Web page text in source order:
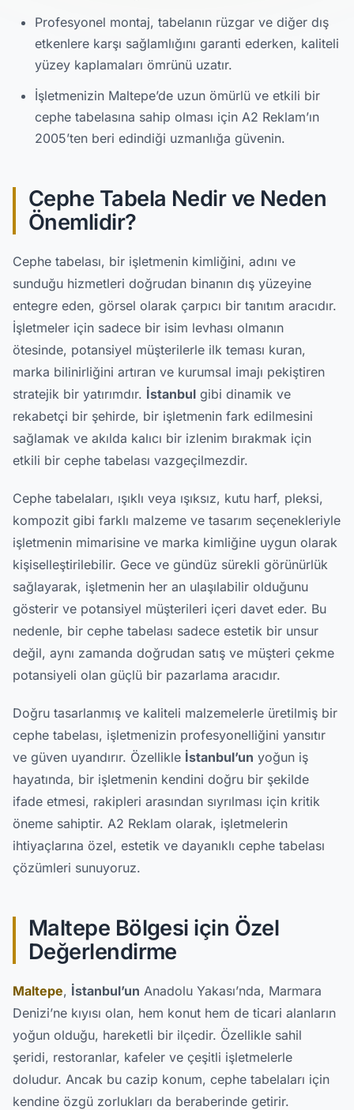
Profesyonel montaj, tabelanın rüzgar ve diğer dış
etkenlere karşı sağlamlığını garanti ederken, kaliteli
yüzey kaplamaları ömrünü uzatır.
İşletmenizin Maltepe’de uzun ömürlü ve etkili bir
cephe tabelasına sahip olması için A2 Reklam’ın
2005’ten beri edindiği uzmanlığa güvenin.
Cephe Tabela Nedir ve Neden
Önemlidir?
Cephe tabelası, bir işletmenin kimliğini, adını ve
sunduğu hizmetleri doğrudan binanın dış yüzeyine
entegre eden, görsel olarak çarpıcı bir tanıtım aracıdır.
İşletmeler için sadece bir isim levhası olmanın
ötesinde, potansiyel müşterilerle ilk teması kuran,
marka bilinirliğini artıran ve kurumsal imajı pekiştiren
stratejik bir yatırımdır. İstanbul gibi dinamik ve
rekabetçi bir şehirde, bir işletmenin fark edilmesini
sağlamak ve akılda kalıcı bir izlenim bırakmak için
etkili bir cephe tabelası vazgeçilmezdir.
Cephe tabelaları, ışıklı veya ışıksız, kutu harf, pleksi,
kompozit gibi farklı malzeme ve tasarım seçenekleriyle
işletmenin mimarisine ve marka kimliğine uygun olarak
kişiselleştirilebilir. Gece ve gündüz sürekli görünürlük
sağlayarak, işletmenin her an ulaşılabilir olduğunu
gösterir ve potansiyel müşterileri içeri davet eder. Bu
nedenle, bir cephe tabelası sadece estetik bir unsur
değil, aynı zamanda doğrudan satış ve müşteri çekme
potansiyeli olan güçlü bir pazarlama aracıdır.
Doğru tasarlanmış ve kaliteli malzemelerle üretilmiş bir
cephe tabelası, işletmenizin profesyonelliğini yansıtır
ve güven uyandırır. Özellikle İstanbul’un yoğun iş
hayatında, bir işletmenin kendini doğru bir şekilde
ifade etmesi, rakipleri arasından sıyrılması için kritik
öneme sahiptir. A2 Reklam olarak, işletmelerin
ihtiyaçlarına özel, estetik ve dayanıklı cephe tabelası
çözümleri sunuyoruz.
Maltepe Bölgesi için Özel
Değerlendirme
Maltepe, İstanbul’un Anadolu Yakası’nda, Marmara
Denizi’ne kıyısı olan, hem konut hem de ticari alanların
yoğun olduğu, hareketli bir ilçedir. Özellikle sahil
şeridi, restoranlar, kafeler ve çeşitli işletmelerle
doludur. Ancak bu cazip konum, cephe tabelaları için
kendine özgü zorlukları da beraberinde getirir.